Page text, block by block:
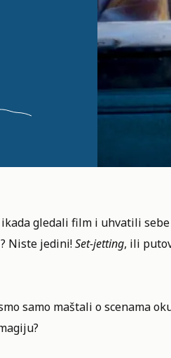
gledali film i uhvatili
Niste jedini!Set-jetting, ili
samo maštali o scenama